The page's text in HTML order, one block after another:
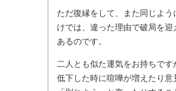
ただ復縁をして、また同じよ
けでは、違った理由で破局を
あるのです。
二人とも似た運気をお持ちで
低下した時に喧嘩が増えたり意